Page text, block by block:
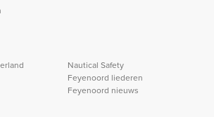
Nautical Safety
Feyenoord liederen
Feyenoord nieuws